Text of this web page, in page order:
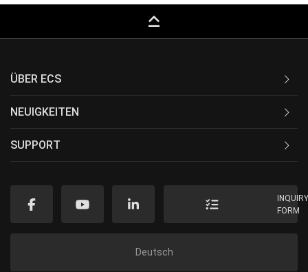
keyboard_capslock
ÜBER ECS
NEUIGKEITEN
SUPPORT
FORM
Deutsch